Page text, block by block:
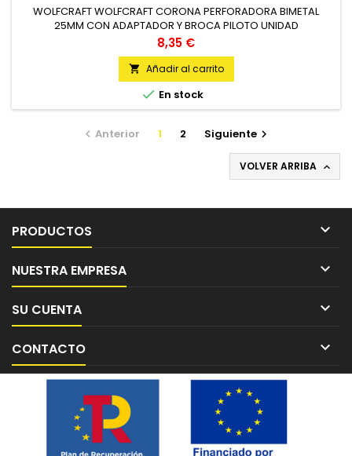
WOLFCRAFT WOLFCRAFT CORONA PERFORADORA BIMETAL
25MM CON ADAPTADOR Y BROCA PILOTO UNIDAD
Precio
8,35 €
 Añadir al carrito
 En stock
 Anterior 1 2 Siguiente 
VOLVER ARRIBA 
PRODUCTOS 
NUESTRA EMPRESA 
SU CUENTA 
CONTACTO 